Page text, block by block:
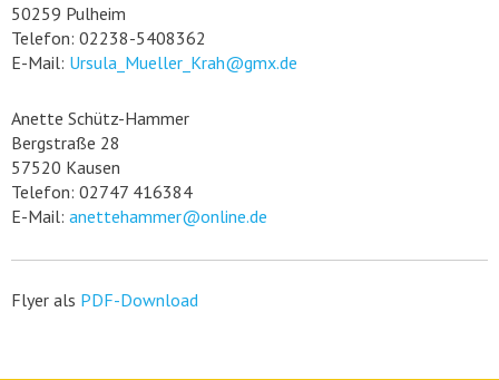
50259 Pulheim
Telefon: 02238-5408362
E-Mail: Ursula_Mueller_Krah@gmx.de
Anette Schütz-Hammer
Bergstraße 28
57520 Kausen
Telefon: 02747 416384
E-Mail: anettehammer@online.de
Flyer als PDF-Download